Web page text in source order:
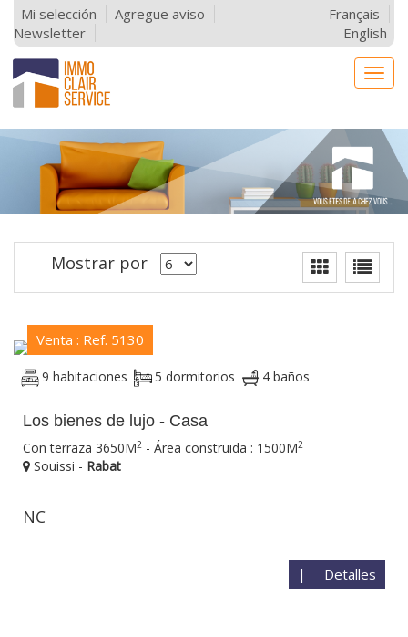
Mi selección
Agregue aviso
Newsletter
Français
English
Mostrar por
Venta : Ref. 5130
9 habitaciones 5 dormitorios 4 baños
Los bienes de lujo - Casa
Con terraza 3650M2 - Área construida : 1500M2
Souissi - Rabat
NC
Detalles
|